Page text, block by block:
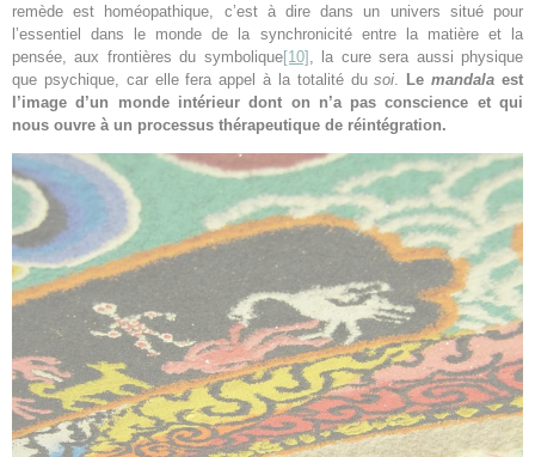
remède est homéopathique, c’est à dire dans un univers situé pour
l’essentiel dans le monde de la synchronicité entre la matière et la
pensée, aux frontières du symbolique[10] , la cure sera aussi physique
que psychique, car elle fera appel à la totalité dusoi. Lemandalaest
l’image d’un monde intérieur dont on n’a pas conscience et qui
nous ouvre à un processus thérapeutique de réintégration.